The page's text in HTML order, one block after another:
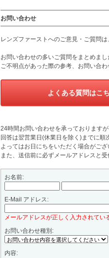
お問い合わせ
レンズファーストへのご意見・ご質問
お問い合わせの多いご質問をまとめまし
ご不明点があった際の参考、お問い合
よくある質問はこ
24時間お問い合わせを承っております
回答は翌営業日(休業日を除く)までに
よってはお日にちをいただく場合がご
また、送信前に必ずメールアドレスと
お名前:
E-Mail アドレス:
メールアドレスが正しく入力されてい
お問い合わせ種別:
内容: